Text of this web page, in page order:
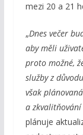
mezi 20 a 21
„Dnes večer
aby měli
proto možné,
služby z
však
a zkvalitňování
plánuje